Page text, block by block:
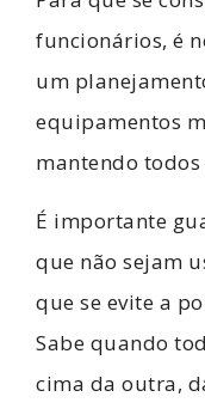
funcionários, é
um
equipamentos
mantendo
É importante
que não sejam
que se evite a
Sabe quando
cima da outra,